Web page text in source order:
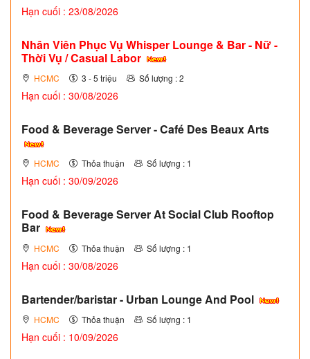
Hạn cuối : 23/08/2026
Nhân Viên Phục Vụ Whisper Lounge & Bar - Nữ -
Thời Vụ / Casual Labor
HCMC 3 - 5 triệu Số lượng : 2
Hạn cuối : 30/08/2026
Food & Beverage Server - Café Des Beaux Arts
HCMC Thỏa thuận Số lượng : 1
Hạn cuối : 30/09/2026
Food & Beverage Server At Social Club Rooftop
Bar
HCMC Thỏa thuận Số lượng : 1
Hạn cuối : 30/08/2026
Bartender/baristar - Urban Lounge And Pool
HCMC Thỏa thuận Số lượng : 1
Hạn cuối : 10/09/2026